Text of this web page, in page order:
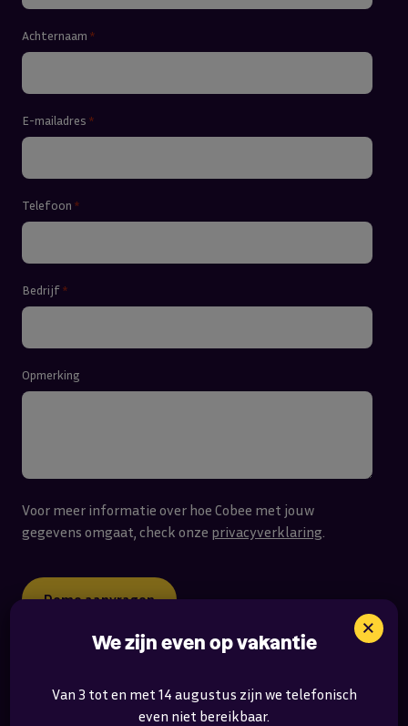
Achternaam *
E-mailadres *
Telefoon *
Bedrijf *
Opmerking
Voor meer informatie over hoe Cobee met jouw
gegevens omgaat, check onze privacyverklaring
Demo aanvragen
We zijn even op vakantie
Van 3 tot en met 14 augustus zijn we telefonisch
even niet bereikbaar.
×